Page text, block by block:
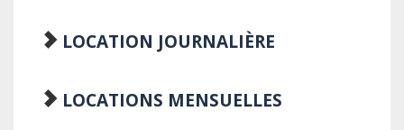
LOCATION JOURNALIÈRE
LOCATIONS MENSUELLES